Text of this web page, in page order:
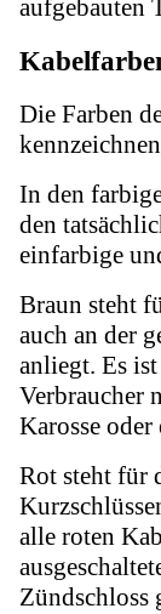
aufgebauten
Die Farben
In den
den
einfarbige
Braun steht
auch an der
anliegt. Es
Verbraucher
Karosse
Rot steht für
alle roten
Zündschloss